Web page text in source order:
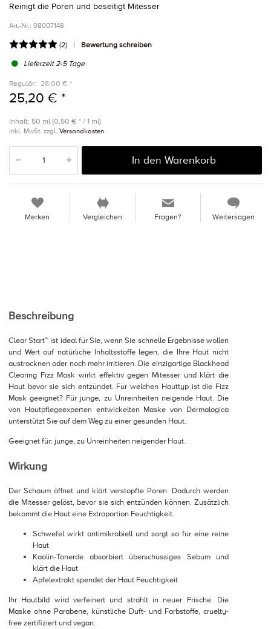
Reinigt die Poren und beseitigt Mitesser
Art.-Nr.: 08007148
(2) Bewertung schreiben
Lieferzeit 2-5 Tage
Regulär: 28,00 € *
25,20 € *
Inhalt: 50 ml (0,50 € * / 1 ml)
inkl. MwSt. zzgl. Versandkosten
In den Warenkorb
Merken Vergleichen Fragen? Weitersagen
Beschreibung
Clear Start™ ist ideal für Sie, wenn Sie schnelle Ergebnisse wollen
und Wert auf natürliche Inhaltsstoffe legen, die Ihre Haut nicht
austrocknen oder noch mehr irritieren. Die einzigartige Blackhead
Clearing Fizz Mask wirkt effektiv gegen Mitesser und klärt die
Haut bevor sie sich entzündet. Für welchen Hauttyp ist die Fizz
Mask geeignet? Für junge, zu Unreinheiten neigende Haut. Die
von Hautpflegeexperten entwickelten Maske von Dermalogica
unterstützt Sie auf dem Weg zu einer gesunden Haut.
Geeignet für: junge, zu Unreinheiten neigender Haut.
Wirkung
Der Schaum öffnet und klärt verstopfte Poren. Dadurch werden
die Mitesser gelöst, bevor sie sich entzünden können. Zusätzlich
bekommt die Haut eine Extraportion Feuchtigkeit.
Schwefel wirkt antimikrobiell und sorgt so für eine reine
Haut
Kaolin-Tonerde absorbiert überschüssiges Sebum und
klärt die Haut
Apfelextrakt spendet der Haut Feuchtigkeit
Ihr Hautbild wird verfeinert und strahlt in neuer Frische. Die
Maske ohne Parabene, künstliche Duft- und Farbstoffe, cruelty-
free zertifiziert und vegan.